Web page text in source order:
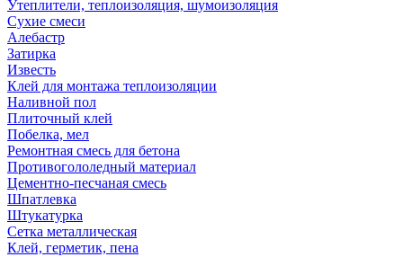
Утеплители, теплоизоляция, шумоизоляция
Сухие смеси
Алебастр
Затирка
Известь
Клей для монтажа теплоизоляции
Наливной пол
Плиточный клей
Побелка, мел
Ремонтная смесь для бетона
Противогололедный материал
Цементно-песчаная смесь
Шпатлевка
Штукатурка
Сетка металлическая
Клей, герметик, пена